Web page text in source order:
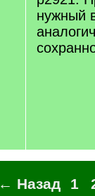
нужный
← Назад 1